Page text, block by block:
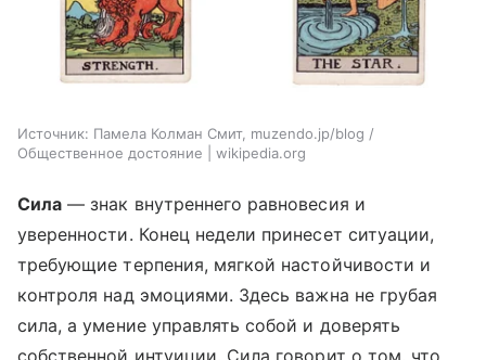
Источник: Памела Колман Смит, muzendo.jp/blog /
Общественное достояние | wikipedia.org
Сила — знак внутреннего равновесия и
уверенности. Конец недели принесет ситуации,
требующие терпения, мягкой настойчивости и
контроля над эмоциями. Здесь важна не грубая
сила, а умение управлять собой и доверять
собственной интуиции. Сила говорит о том, что